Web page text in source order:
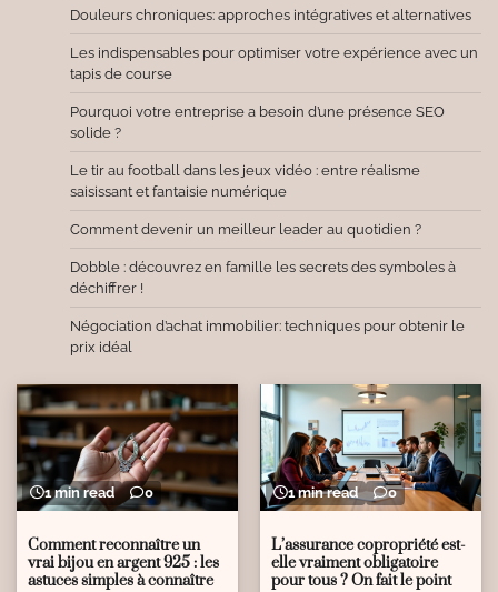
Douleurs chroniques: approches intégratives et alternatives
Les indispensables pour optimiser votre expérience avec un
tapis de course
Pourquoi votre entreprise a besoin d’une présence SEO
solide ?
Le tir au football dans les jeux vidéo : entre réalisme
saisissant et fantaisie numérique
Comment devenir un meilleur leader au quotidien ?
Dobble : découvrez en famille les secrets des symboles à
déchiffrer !
Négociation d’achat immobilier: techniques pour obtenir le
prix idéal
1 min read 0
Comment reconnaître un
vrai bijou en argent 925 : les
astuces simples à connaître
1 min read 0
L’assurance copropriété est-
elle vraiment obligatoire
pour tous ? On fait le point